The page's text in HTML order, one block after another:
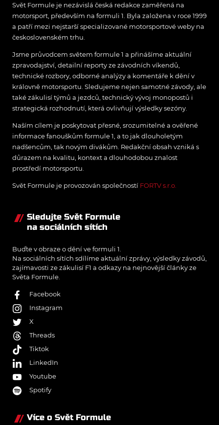
Svět Formule je nezávislá česká redakce zaměřená na
motorsport, především na formuli 1. Byla založena v roce 1999
a patří mezi nejstarší specializované motorsportové weby na
československém trhu.
Jsme průvodcem světem formule 1 a přinášíme aktuální
zpravodajství, detailní reporty ze závodních víkendů,
technické rozbory, odborné analýzy a komentáře k dění v
královně motorsportu. Sledujeme nejen samotné závody, ale
také zákulisí týmů a jezdců, technický vývoj monopostů i
strategická rozhodnutí, která ovlivňují výsledky sezóny.
Naším cílem je poskytovat přesné, srozumitelné a ověřené
informace fanouškům formule 1, a to jak dlouholetým
nadšencům, tak novým divákům. Redakční obsah vzniká s
důrazem na kvalitu, kontext a dlouhodobou znalost
prostředí motorsportu.
Svět Formule je provozován společností FORTV s.r.o.
Sledujte Svět Formule
na sociálních sítích
Buďte v obraze o dění ve formuli 1.
Na sociálních sítích sdílíme aktuální zprávy, výsledky závodů,
zajímavosti ze zákulisí F1 a odkazy na nejnovější články ze
Světa Formule.
Facebook
Instagram
X
Threads
Tiktok
LinkedIn
Youtube
Spotify
Více o Svět Formule